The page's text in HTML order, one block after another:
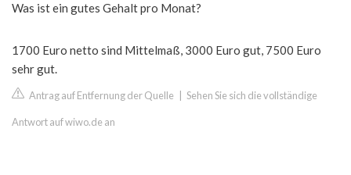
Was ist ein gutes Gehalt pro Monat?
1700 Euro netto sind Mittelmaß, 3000 Euro gut, 7500 Euro
sehr gut.
Antrag auf Entfernung der Quelle Sehen Sie sich die vollständige
Antwort auf wiwo.de an